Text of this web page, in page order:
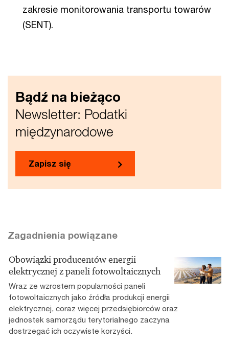
zakresie monitorowania transportu towarów
(SENT).
Bądź na bieżąco
Newsletter: Podatki
międzynarodowe
Zapisz się
Zagadnienia powiązane
Obowiązki producentów energii
elektrycznej z paneli fotowoltaicznych
Wraz ze wzrostem popularności paneli
fotowoltaicznych jako źródła produkcji energii
elektrycznej, coraz więcej przedsiębiorców oraz
jednostek samorządu terytorialnego zaczyna
dostrzegać ich oczywiste korzyści.